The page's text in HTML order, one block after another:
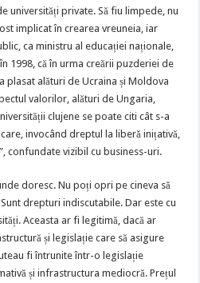
universități private. Să fiu limpede, nu
implicat în crearea vreuneia, iar
ca ministru al educației naționale,
1998, că în urma creării puzderiei de
plasat alături de Ucraina și Moldova
valorilor, alături de Ungaria,
clujene se poate citi cât s-a
invocând dreptul la liberă inițativă,
confundate vizibil cu business-uri.
doresc. Nu poți opri pe cineva să
drepturi indiscutabile. Dar este cu
Aceasta ar fi legitimă, dacă ar
și legislație care să asigure
fi întrunite într-o legislație
și infrastructura mediocră. Prețul